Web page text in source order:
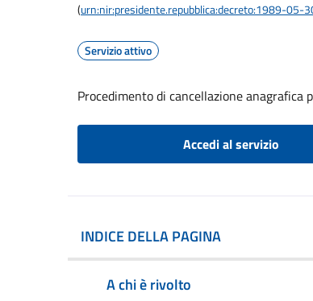
(urn:nir:presidente.repubblica:decreto:1989-05-
Servizio attivo
Procedimento di cancellazione anagrafica
Accedi al servizio
INDICE DELLA PAGINA
A chi è rivolto